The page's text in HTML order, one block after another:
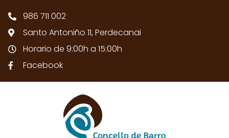
986 711 002
Santo Antoniño 11, Perdecanai
Horario de 9:00h a 15:00h
Facebook